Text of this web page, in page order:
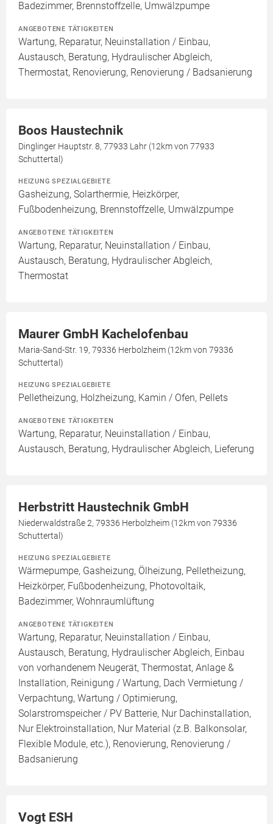
Badezimmer, Brennstoffzelle, Umwälzpumpe
ANGEBOTENE TÄTIGKEITEN
Wartung, Reparatur, Neuinstallation / Einbau,
Austausch, Beratung, Hydraulischer Abgleich,
Thermostat, Renovierung, Renovierung / Badsanierung
Boos Haustechnik
Dinglinger Hauptstr. 8, 77933 Lahr (12km von 77933
Schuttertal)
HEIZUNG SPEZIALGEBIETE
Gasheizung, Solarthermie, Heizkörper,
Fußbodenheizung, Brennstoffzelle, Umwälzpumpe
ANGEBOTENE TÄTIGKEITEN
Wartung, Reparatur, Neuinstallation / Einbau,
Austausch, Beratung, Hydraulischer Abgleich,
Thermostat
Maurer GmbH Kachelofenbau
Maria-Sand-Str. 19, 79336 Herbolzheim (12km von 79336
Schuttertal)
HEIZUNG SPEZIALGEBIETE
Pelletheizung, Holzheizung, Kamin / Ofen, Pellets
ANGEBOTENE TÄTIGKEITEN
Wartung, Reparatur, Neuinstallation / Einbau,
Austausch, Beratung, Hydraulischer Abgleich, Lieferung
Herbstritt Haustechnik GmbH
Niederwaldstraße 2, 79336 Herbolzheim (12km von 79336
Schuttertal)
HEIZUNG SPEZIALGEBIETE
Wärmepumpe, Gasheizung, Ölheizung, Pelletheizung,
Heizkörper, Fußbodenheizung, Photovoltaik,
Badezimmer, Wohnraumlüftung
ANGEBOTENE TÄTIGKEITEN
Wartung, Reparatur, Neuinstallation / Einbau,
Austausch, Beratung, Hydraulischer Abgleich, Einbau
von vorhandenem Neugerät, Thermostat, Anlage &
Installation, Reinigung / Wartung, Dach Vermietung /
Verpachtung, Wartung / Optimierung,
Solarstromspeicher / PV Batterie, Nur Dachinstallation,
Nur Elektroinstallation, Nur Material (z.B. Balkonsolar,
Flexible Module, etc.), Renovierung, Renovierung /
Badsanierung
Vogt ESH